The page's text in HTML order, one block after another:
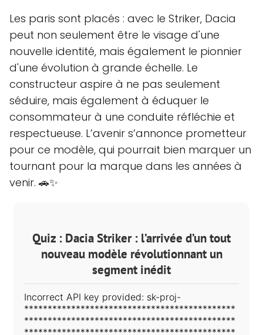
Les paris sont placés : avec le Striker, Dacia
peut non seulement être le visage d'une
nouvelle identité, mais également le pionnier
d'une évolution à grande échelle. Le
constructeur aspire à ne pas seulement
séduire, mais également à éduquer le
consommateur à une conduite réfléchie et
respectueuse. L’avenir s’annonce prometteur
pour ce modèle, qui pourrait bien marquer un
tournant pour la marque dans les années à
venir. 🚗✨
Quiz : Dacia Striker : l’arrivée d’un tout
nouveau modèle révolutionnant un
segment inédit
Incorrect API key provided: sk-proj-
*********************************************
*********************************************
*********************************************